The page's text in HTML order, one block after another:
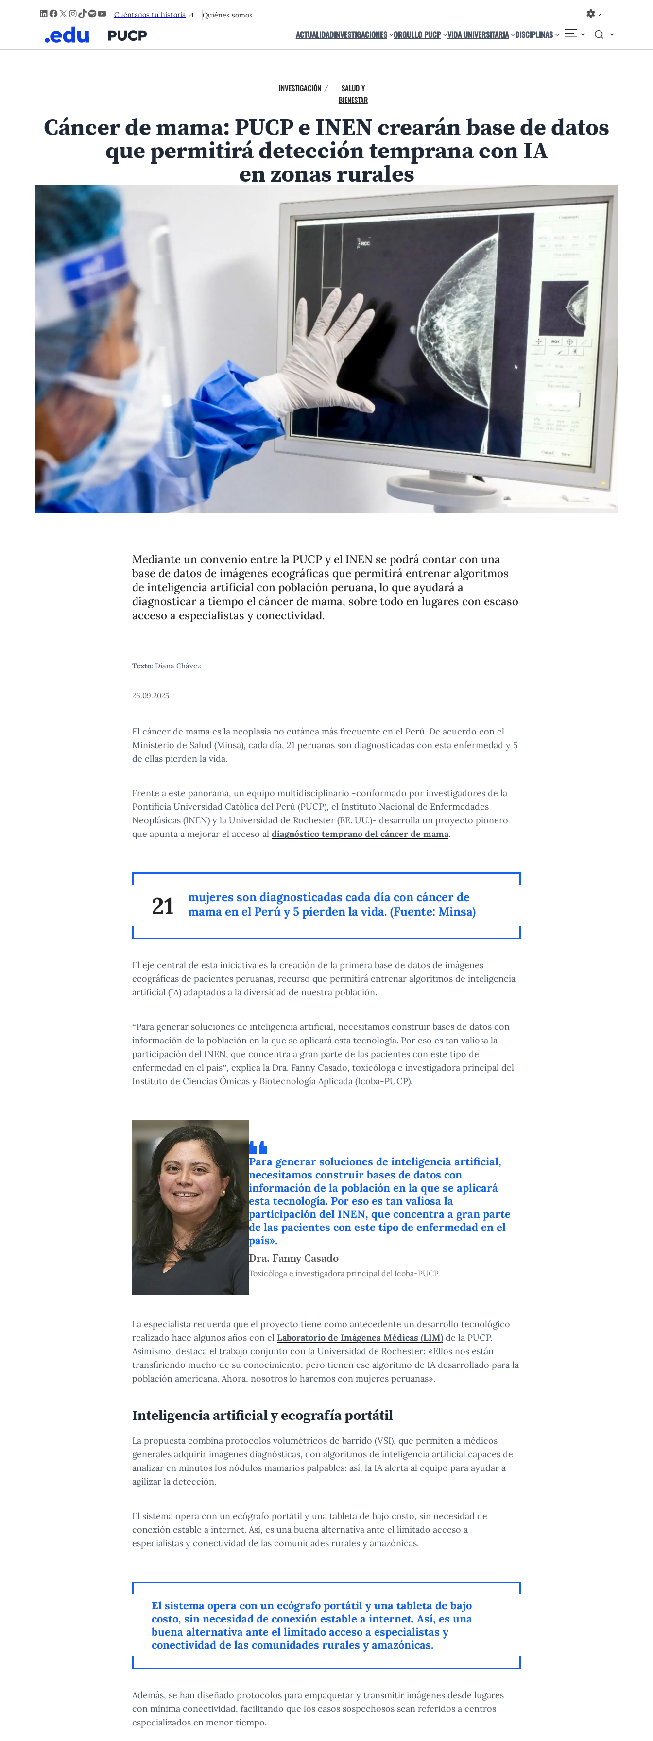
LinkedIn
Facebook
X Instagram
TikTok
Spotify
YouTube
Cuéntanos tu historia Quiénes somos
ACTUALIDADINVESTIGACIONES ORGULLO PUCP VIDA UNIVERSITARIA DISCIPLINAS
INVESTIGACIÓN /
SALUD Y
BIENESTAR
Cáncer de mama: PUCP e INEN crearán base de datos
que permitirá detección temprana con IA
en zonas rurales
Mediante un convenio entre la PUCP y el INEN se podrá contar con una
base de datos de imágenes ecográficas que permitirá entrenar algoritmos
de inteligencia artificial con población peruana, lo que ayudará a
diagnosticar a tiempo el cáncer de mama, sobre todo en lugares con escaso
acceso a especialistas y conectividad.
Texto: Diana Chávez
26.09.2025
El cáncer de mama es la neoplasia no cutánea más frecuente en el Perú. De acuerdo con el
Ministerio de Salud (Minsa), cada día, 21 peruanas son diagnosticadas con esta enfermedad y 5
de ellas pierden la vida.
Frente a este panorama, un equipo multidisciplinario -conformado por investigadores de la
Pontificia Universidad Católica del Perú (PUCP), el Instituto Nacional de Enfermedades
Neoplásicas (INEN) y la Universidad de Rochester (EE. UU.)- desarrolla un proyecto pionero
que apunta a mejorar el acceso al diagnóstico temprano del cáncer de mama.
21
mujeres son diagnosticadas cada día con cáncer de
mama en el Perú y 5 pierden la vida. (Fuente: Minsa)
El eje central de esta iniciativa es la creación de la primera base de datos de imágenes
ecográficas de pacientes peruanas, recurso que permitirá entrenar algoritmos de inteligencia
artificial (IA) adaptados a la diversidad de nuestra población.
“Para generar soluciones de inteligencia artificial, necesitamos construir bases de datos con
información de la población en la que se aplicará esta tecnología. Por eso es tan valiosa la
participación del INEN, que concentra a gran parte de las pacientes con este tipo de
enfermedad en el país”, explica la Dra. Fanny Casado, toxicóloga e investigadora principal del
Instituto de Ciencias Ómicas y Biotecnología Aplicada (Icoba-PUCP).
Para generar soluciones de inteligencia artificial,
necesitamos construir bases de datos con
información de la población en la que se aplicará
esta tecnología. Por eso es tan valiosa la
participación del INEN, que concentra a gran parte
de las pacientes con este tipo de enfermedad en el
país».
Dra. Fanny Casado
Toxicóloga e investigadora principal del Icoba-PUCP
La especialista recuerda que el proyecto tiene como antecedente un desarrollo tecnológico
realizado hace algunos años con el Laboratorio de Imágenes Médicas (LIM) de la PUCP.
Asimismo, destaca el trabajo conjunto con la Universidad de Rochester: «Ellos nos están
transfiriendo mucho de su conocimiento, pero tienen ese algoritmo de IA desarrollado para la
población americana. Ahora, nosotros lo haremos con mujeres peruanas».
Inteligencia artificial y ecografía portátil
La propuesta combina protocolos volumétricos de barrido (VSI), que permiten a médicos
generales adquirir imágenes diagnósticas, con algoritmos de inteligencia artificial capaces de
analizar en minutos los nódulos mamarios palpables: así, la IA alerta al equipo para ayudar a
agilizar la detección.
El sistema opera con un ecógrafo portátil y una tableta de bajo costo, sin necesidad de
conexión estable a internet. Así, es una buena alternativa ante el limitado acceso a
especialistas y conectividad de las comunidades rurales y amazónicas.
El sistema opera con un ecógrafo portátil y una tableta de bajo
costo, sin necesidad de conexión estable a internet. Así, es una
buena alternativa ante el limitado acceso a especialistas y
conectividad de las comunidades rurales y amazónicas.
Además, se han diseñado protocolos para empaquetar y transmitir imágenes desde lugares
con mínima conectividad, facilitando que los casos sospechosos sean referidos a centros
especializados en menor tiempo.